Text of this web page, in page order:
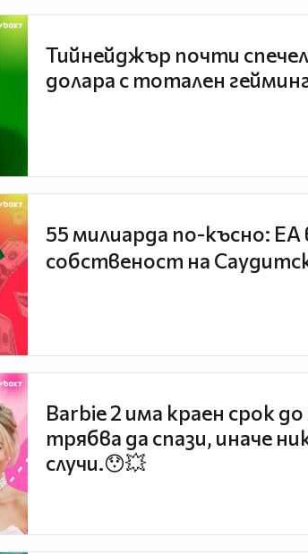
Тийнейджър почти
долара с тотален
55 милиарда по-късно: EA
собственост на
Barbie 2 има краен срок
трябва да спази, иначе
случи.😯💥